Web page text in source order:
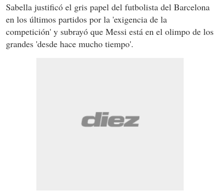
Sabella justificó el gris papel del futbolista del Barcelona
en los últimos partidos por la 'exigencia de la
competición' y subrayó que Messi está en el olimpo de los
grandes 'desde hace mucho tiempo'.